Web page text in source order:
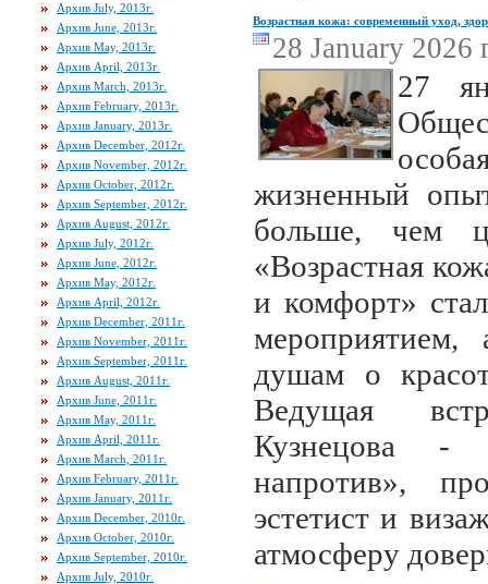
Архив July, 2013г.
Архив June, 2013г.
Архив May, 2013г.
Архив April, 2013г.
Архив March, 2013г.
Архив February, 2013г.
Архив January, 2013г.
Архив December, 2012г.
Архив November, 2012г.
Архив October, 2012г.
Архив September, 2012г.
Архив August, 2012г.
Архив July, 2012г.
Архив June, 2012г.
Архив May, 2012г.
Архив April, 2012г.
Архив December, 2011г.
Архив November, 2011г.
Архив September, 2011г.
Архив August, 2011г.
Архив June, 2011г.
Архив May, 2011г.
Архив April, 2011г.
Архив March, 2011г.
Архив February, 2011г.
Архив January, 2011г.
Архив December, 2010г.
Архив October, 2010г.
Архив September, 2010г.
Архив July, 2010г.
Возрастная кожа: современный уход,
28 January 2026
27
жизненный
больше, чем
«Возрастная
и комфорт»
мероприятием,
душам о
Ведущая
Кузнецова -
напротив»,
эстетист и
атмосферу